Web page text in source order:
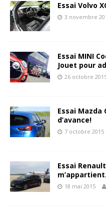
Essai Volvo
3 novembre
Essai MINI
Jouet pour
26 octobre
Essai Mazda
d’avance!
7 octobre 2015
Essai
18 mai 2015